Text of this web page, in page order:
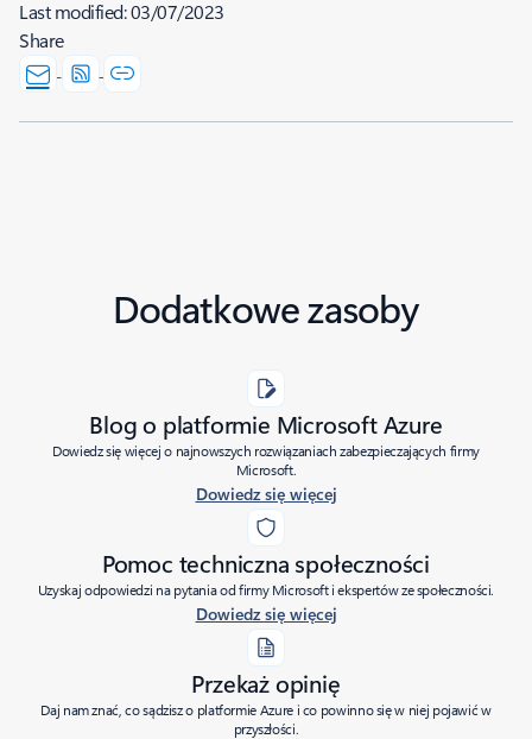
Last modified:03/07/2023
Share
Dodatkowe zasoby
Blog o platformie Microsoft Azure
Dowiedz się więcej o najnowszych rozwiązaniach zabezpieczających firmy
Microsoft.
Dowiedz się więcej
Pomoc techniczna społeczności
Uzyskaj odpowiedzi na pytania od firmy Microsoft i ekspertów ze społeczności.
Dowiedz się więcej
Przekaż opinię
Daj nam znać, co sądzisz o platformie Azure i co powinno się w niej pojawić w
przyszłości.